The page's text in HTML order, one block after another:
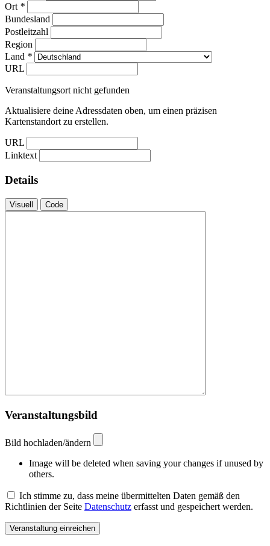
Ort *
Bundesland
Postleitzahl
Region
Land *
URL
Veranstaltungsort nicht gefunden
Aktualisiere deine Adressdaten oben, um einen präzisen
Kartenstandort zu erstellen.
URL
Linktext
Details
Visuell Code
Veranstaltungsbild
Bild hochladen/ändern
Image will be deleted when saving your changes if unused by
others.
Ich stimme zu, dass meine übermittelten Daten gemäß den
Richtlinien der Seite Datenschutz erfasst und gespeichert werden.